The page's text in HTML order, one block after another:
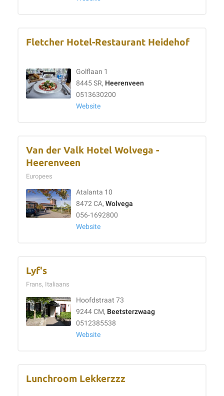
Fletcher Hotel-Restaurant Heidehof
Golflaan 1
8445 SR, Heerenveen
0513630200
Website
Van der Valk Hotel Wolvega -
Heerenveen
Europees
Atalanta 10
8472 CA, Wolvega
056-1692800
Website
Lyf's
Frans, Italiaans
Hoofdstraat 73
9244 CM, Beetsterzwaag
0512385538
Website
Lunchroom Lekkerzzz